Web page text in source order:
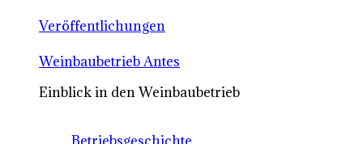
Veröffentlichungen
Weinbaubetrieb Antes
Einblick in den Weinbaubetrieb